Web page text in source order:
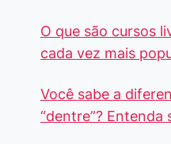
O que são cursos
cada vez mais
Você sabe a
“dentre”? Entenda